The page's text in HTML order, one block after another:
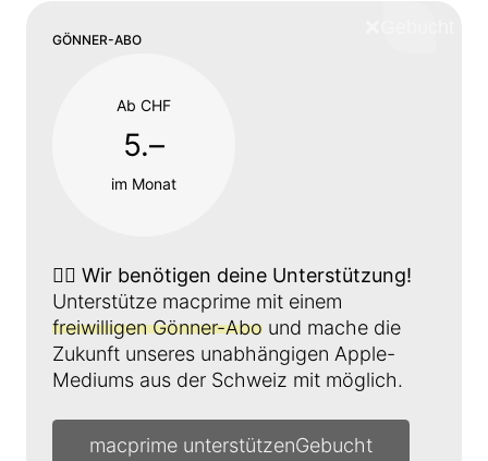
GÖNNER-ABO
Ab CHF
5.–
im Monat
👉🏼 Wir benötigen deine Unterstützung!
Unterstütze macprime mit einem
freiwilligen Gönner-Abo und mache die
Zukunft unseres unabhängigen Apple-
Mediums aus der Schweiz mit möglich.
macprime unterstützen